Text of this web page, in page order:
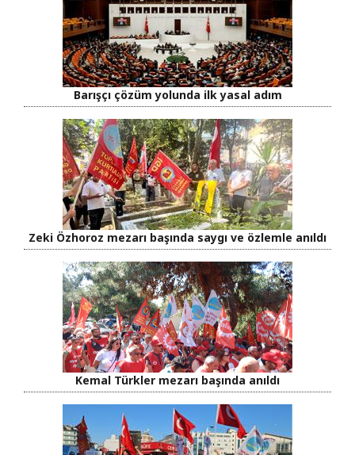
Barışçı çözüm yolunda ilk yasal adım
Zeki Özhoroz mezarı başında saygı ve özlemle anıldı
Kemal Türkler mezarı başında anıldı